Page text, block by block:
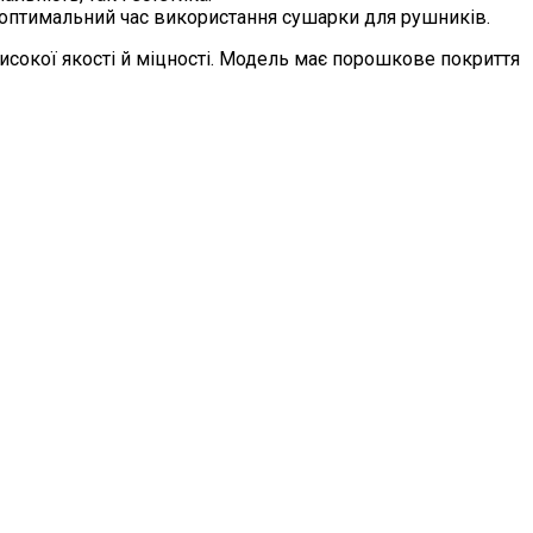
час використання сушарки для рушників.
якості й міцності. Модель має порошкове покриття